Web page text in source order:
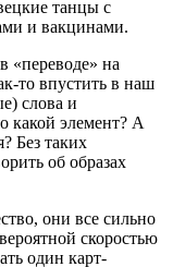
танцы с
и вакцинами.
«переводе» на
то впустить в наш
слова и
какой элемент? А
Без таких
об образах
они все сильно
скоростью
один карт-